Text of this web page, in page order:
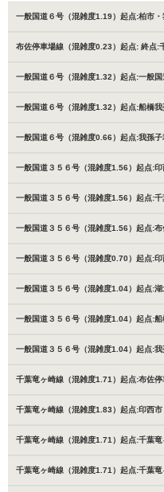
一般国道６号（混雑度1.19）起点:柏市
布佐停車場線（混雑度0.23）起点: 終点:
一般国道６号（混雑度1.32）起点:一般
一般国道６号（混雑度1.32）起点:船橋
一般国道６号（混雑度0.66）起点:我孫
一般国道３５６号（混雑度1.56）起点:
一般国道３５６号（混雑度1.56）起点:
一般国道３５６号（混雑度1.56）起点:
一般国道３５６号（混雑度0.70）起点:
一般国道３５６号（混雑度1.04）起点:
一般国道３５６号（混雑度1.04）起点:
一般国道３５６号（混雑度1.04）起点:
千葉竜ヶ崎線（混雑度1.71）起点:布佐
千葉竜ヶ崎線（混雑度1.83）起点:印西
千葉竜ヶ崎線（混雑度1.71）起点:千葉
千葉竜ヶ崎線（混雑度1.71）起点:千葉